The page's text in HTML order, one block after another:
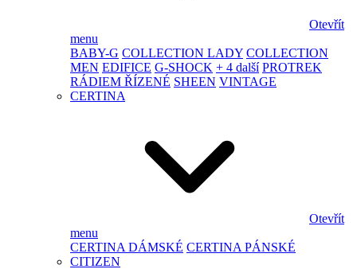
Otevřít
menu
BABY-G COLLECTION LADY COLLECTION
MEN EDIFICE G-SHOCK + 4 další PROTREK
RÁDIEM ŘÍZENÉ SHEEN VINTAGE
CERTINA
Otevřít
menu
CERTINA DÁMSKÉ CERTINA PÁNSKÉ
CITIZEN